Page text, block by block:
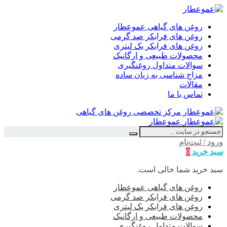
روغن های گیاهی عموعطار
روغن های فرابکر صد گرمی
روغن های فرابکر یک لیتری
محصولات طبیعی و ارگانیک
سوالات متداول روغنگیری
مزاج شناسی به زبان ساده
مقالات
تماس با ما
عموعطار
ورود / ثبت‌نام
سبد خرید 0
سبد خرید شما خالی است.
روغن های گیاهی عموعطار
روغن های فرابکر صد گرمی
روغن های فرابکر یک لیتری
محصولات طبیعی و ارگانیک